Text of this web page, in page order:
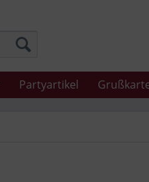
Partyartikel